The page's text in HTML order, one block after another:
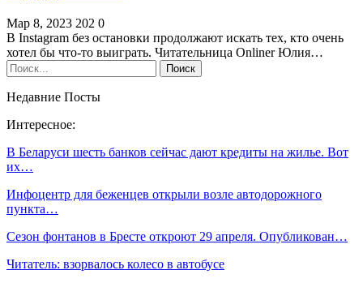
Мар 8, 2023 202 0
В Instagram без остановки продолжают искать тех, кто очень
хотел бы что-то выиграть. Читательница Onliner Юлия…
Недавние Посты
Интересное:
В Беларуси шесть банков сейчас дают кредиты на жилье. Вот
их…
Инфоцентр для беженцев открыли возле автодорожного
пункта…
Сезон фонтанов в Бресте откроют 29 апреля. Опубликован…
Читатель: взорвалось колесо в автобусе